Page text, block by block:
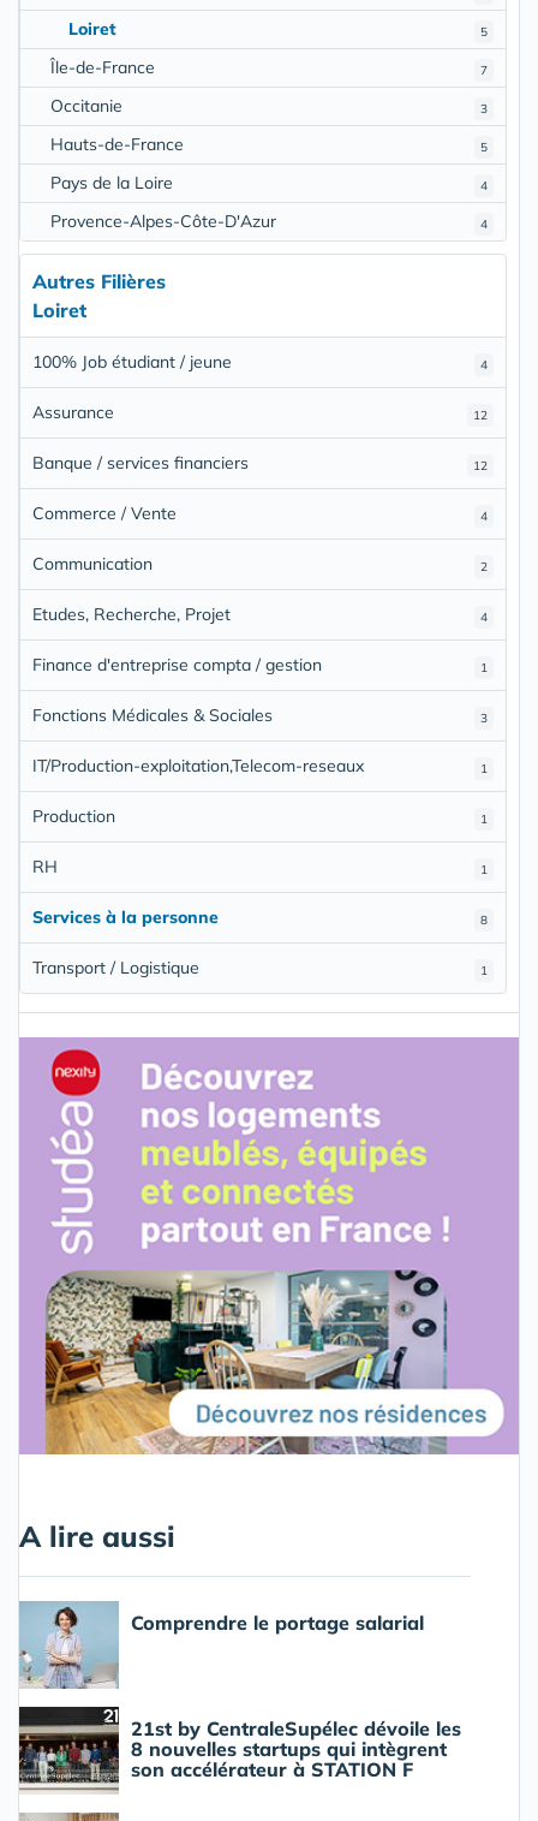
5
Loiret
7
Île-de-France
3
Occitanie
5
Hauts-de-France
4
Pays de la Loire
4
Provence-Alpes-Côte-D'Azur
Autres Filières
Loiret
4
100% Job étudiant / jeune
12
Assurance
12
Banque / services financiers
4
Commerce / Vente
2
Communication
4
Etudes, Recherche, Projet
1
Finance d'entreprise compta / gestion
3
Fonctions Médicales & Sociales
1
IT/Production-exploitation,Telecom-reseaux
1
Production
1
RH
8
Services à la personne
1
Transport / Logistique
A lire aussi
Comprendre le portage salarial
21st by CentraleSupélec dévoile les
8 nouvelles startups qui intègrent
son accélérateur à STATION F